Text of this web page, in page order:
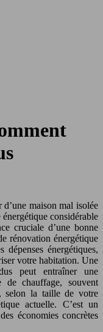
maison mal isolée
énergétique considérable
cruciale d’une bonne
rénovation énergétique
énergétiques,
votre habitation. Une
peut entraîner une
de chauffage, souvent
selon la taille de votre
actuelle. C’est un
économies concrètes